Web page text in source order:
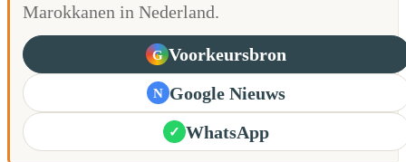
Marokkanen in Nederland.
G Voorkeursbron
N Google Nieuws
✓ WhatsApp